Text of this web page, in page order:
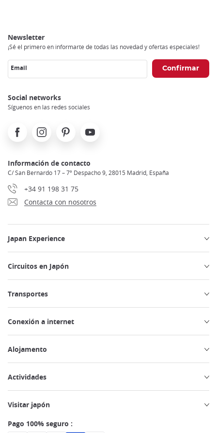
Newsletter
¡Sé el primero en informarte de todas las novedad y ofertas especiales!
Email
Social networks
Síguenos en las redes sociales
FacebookInstagramPinterest Youtube
Información de contacto
C/ San Bernardo 17 – 7º Despacho 9, 28015 Madrid, España
+34 91 198 31 75
Contacta con nosotros
Japan Experience
Circuitos en Japón
Transportes
Conexión a internet
Alojamento
Actividades
Visitar japón
Pago 100% seguro :